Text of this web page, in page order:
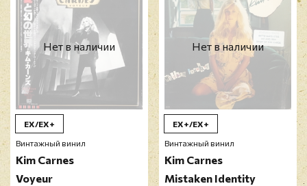
Нет в наличии
EX/EX+
Винтажный винил
Kim Carnes
Voyeur
Нет в наличии
EX+/EX+
Винтажный винил
Kim Carnes
Mistaken Identity